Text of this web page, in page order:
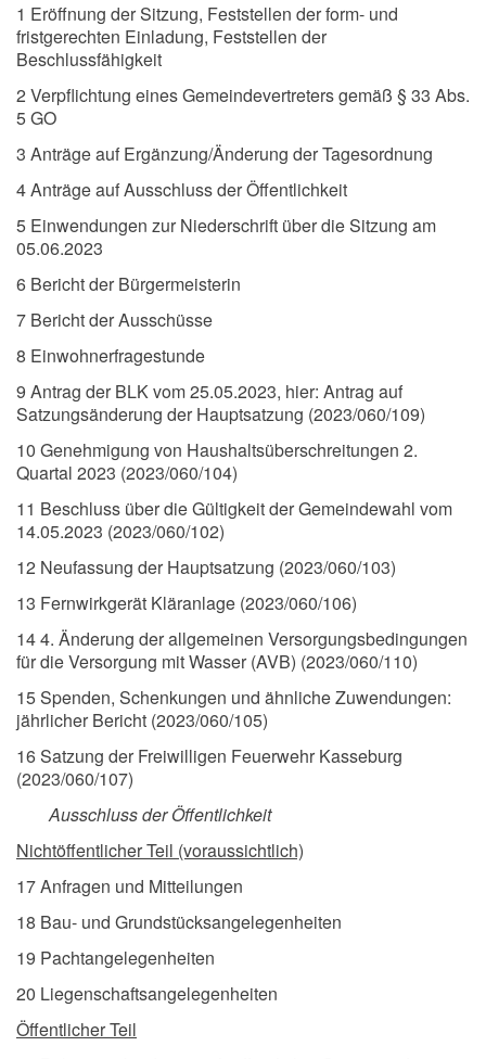
1 Eröffnung der Sitzung, Feststellen der form- und
fristgerechten Einladung, Feststellen der
Beschlussfähigkeit
2 Verpflichtung eines Gemeindevertreters gemäß § 33 Abs.
5 GO
3 Anträge auf Ergänzung/Änderung der Tagesordnung
4 Anträge auf Ausschluss der Öffentlichkeit
5 Einwendungen zur Niederschrift über die Sitzung am
05.06.2023
6 Bericht der Bürgermeisterin
7 Bericht der Ausschüsse
8 Einwohnerfragestunde
9 Antrag der BLK vom 25.05.2023, hier: Antrag auf
Satzungsänderung der Hauptsatzung (2023/060/109)
10 Genehmigung von Haushaltsüberschreitungen 2.
Quartal 2023 (2023/060/104)
11 Beschluss über die Gültigkeit der Gemeindewahl vom
14.05.2023 (2023/060/102)
12 Neufassung der Hauptsatzung (2023/060/103)
13 Fernwirkgerät Kläranlage (2023/060/106)
14 4. Änderung der allgemeinen Versorgungsbedingungen
für die Versorgung mit Wasser (AVB) (2023/060/110)
15 Spenden, Schenkungen und ähnliche Zuwendungen:
jährlicher Bericht (2023/060/105)
16 Satzung der Freiwilligen Feuerwehr Kasseburg
(2023/060/107)
Ausschluss der Öffentlichkeit
Nichtöffentlicher Teil (voraussichtlich)
17 Anfragen und Mitteilungen
18 Bau- und Grundstücksangelegenheiten
19 Pachtangelegenheiten
20 Liegenschaftsangelegenheiten
Öffentlicher Teil